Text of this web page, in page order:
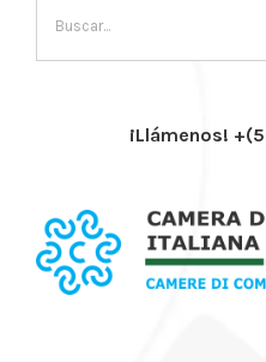
¡Llámenos!